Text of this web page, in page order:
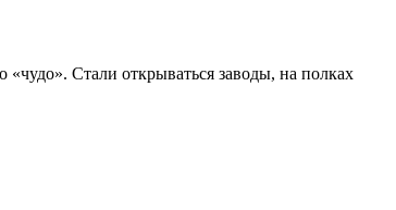
Стали открываться заводы, на полках